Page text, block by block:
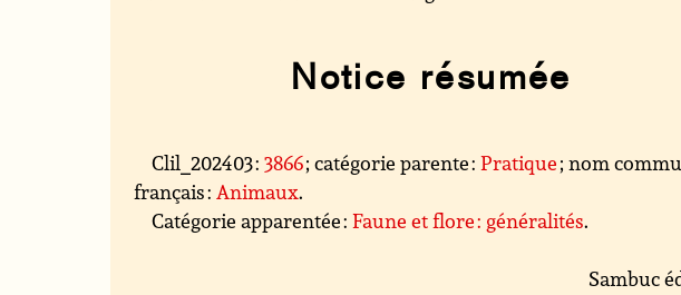
Notice résumée
Clil_202403 :3866; catégorie parente :Pratique; nom
français : Animaux.
Catégorie apparentée :Faune et flore : généralités.
Sambuc